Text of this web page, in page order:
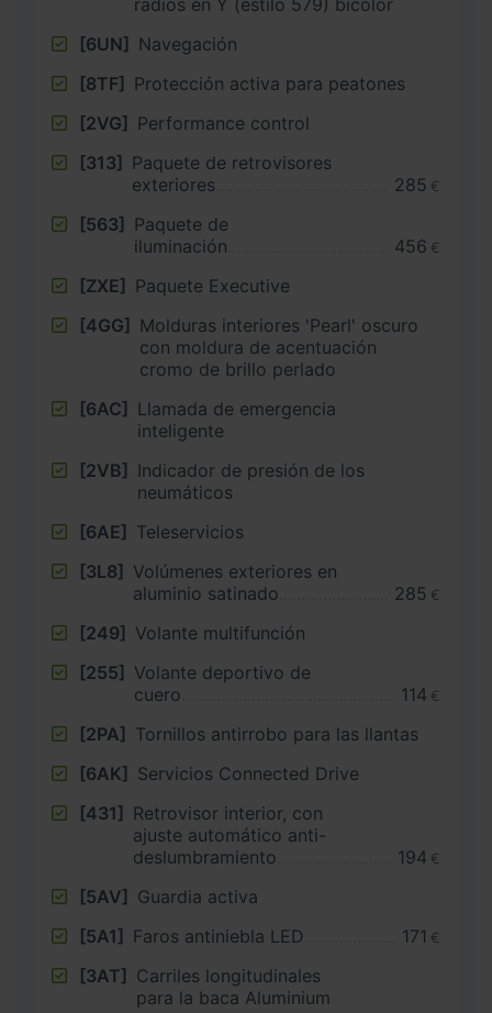
radios en Y (estilo 579) bicolor
[6UN] Navegación
[8TF] Protección activa para peatones
[2VG] Performance control
[313] Paquete de retrovisores
exteriores
285 €
[563] Paquete de
iluminación
456 €
[ZXE] Paquete Executive
[4GG] Molduras interiores 'Pearl' oscuro
con moldura de acentuación
cromo de brillo perlado
[6AC] Llamada de emergencia
inteligente
[2VB] Indicador de presión de los
neumáticos
[6AE] Teleservicios
[3L8] Volúmenes exteriores en
aluminio satinado
285 €
[249] Volante multifunción
[255] Volante deportivo de
cuero
114 €
[2PA] Tornillos antirrobo para las llantas
[6AK] Servicios Connected Drive
[431] Retrovisor interior, con
ajuste automático anti-
deslumbramiento
194 €
[5AV] Guardia activa
[5A1] Faros antiniebla LED 171 €
[3AT] Carriles longitudinales
para la baca Aluminium